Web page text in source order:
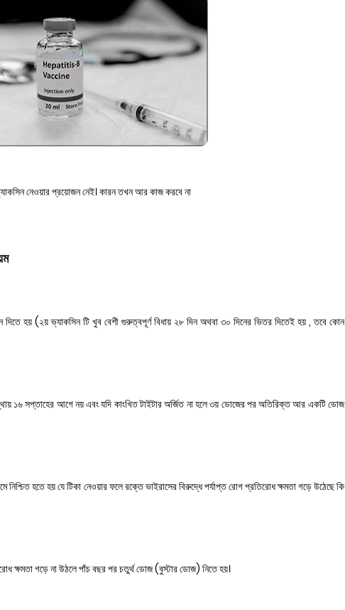
নেওয়ার প্রয়োজন নেই। কারন তখন আর কাজ করবে না
হয় (২য় ভ্যাকসিন টি খুব বেশী গুরুত্বপূর্ণ বিধায় ২৮ দিন অথবা ৩০ দিনের ভিতর দিতেই হয় , তবে কোন
১৬ সপ্তাহের আগে নয় এবং যদি কাংখিত টাইটার অর্জিত না হলে ৩য় ডোজের পর অতিরিক্ত আর একটি ডোজ
নিশ্চিত হতে হয় যে টিকা নেওয়ার ফলে রক্তে ভাইরাসের বিরুদ্ধে পর্যাপ্ত রোগ প্রতিরোধ ক্ষমতা গড়ে উঠেছে কি
ক্ষমতা গড়ে না উঠলে পাঁচ বছর পর চতুর্থ ডোজ (বুস্টার ডোজ) নিতে হয়।